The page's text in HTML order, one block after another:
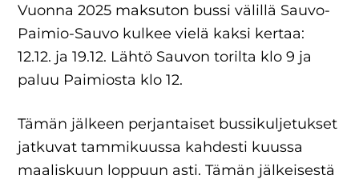
Vuonna 2025 maksuton bussi välillä Sauvo-
Paimio-Sauvo kulkee vielä kaksi kertaa:
12.12. ja 19.12. Lähtö Sauvon torilta klo 9 ja
paluu Paimiosta klo 12.
Tämän jälkeen perjantaiset bussikuljetukset
jatkuvat tammikuussa kahdesti kuussa
maaliskuun loppuun asti. Tämän jälkeisestä